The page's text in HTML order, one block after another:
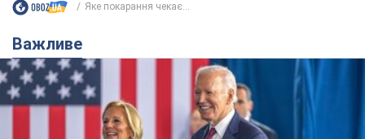
Яке покарання чекає...
Важливе